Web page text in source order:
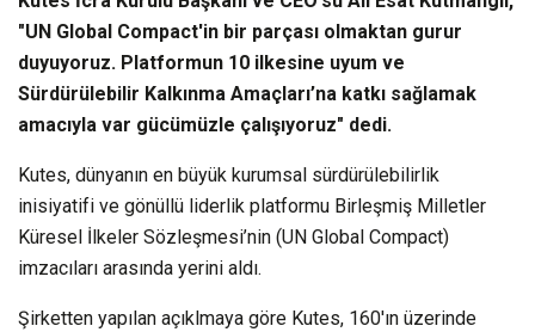
"UN Global Compact'in bir parçası olmaktan gurur
duyuyoruz. Platformun 10 ilkesine uyum ve
Sürdürülebilir Kalkınma Amaçları’na katkı sağlamak
amacıyla var gücümüzle çalışıyoruz" dedi.
Kutes, dünyanın en büyük kurumsal sürdürülebilirlik
inisiyatifi ve gönüllü liderlik platformu Birleşmiş Milletler
Küresel İlkeler Sözleşmesi’nin (UN Global Compact)
imzacıları arasında yerini aldı.
Şirketten yapılan açıklmaya göre Kutes, 160'ın üzerinde